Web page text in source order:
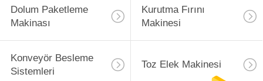
Dolum Paketleme
Makinası
Kurutma Fırını
Makinesi
Konveyör Besleme
Sistemleri
Toz Elek Makinesi